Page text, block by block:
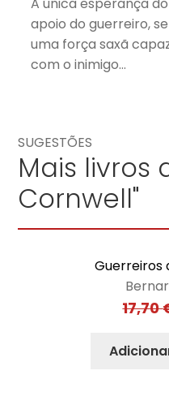
apoio do guerreiro,
uma força saxã
com o inimigo…
SUGESTÕES
Mais livros
Cornwell"
Guerreiros
17,70